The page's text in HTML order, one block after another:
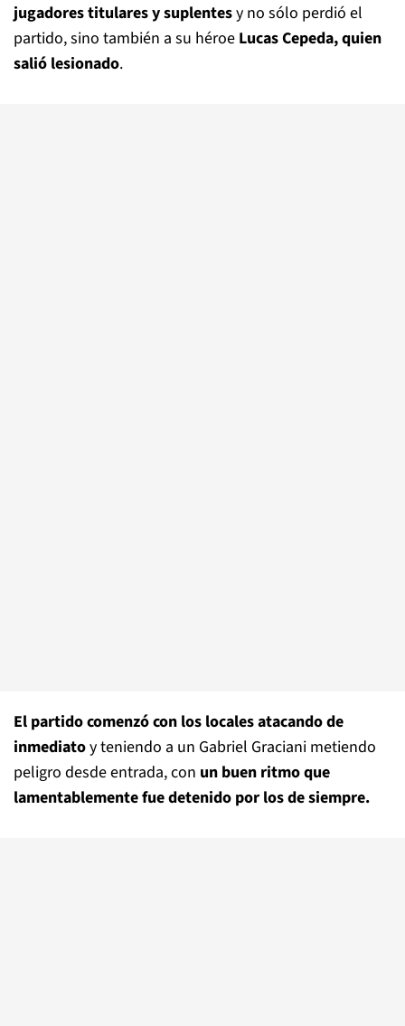
jugadores titulares y suplentesy no sólo perdió el
partido, sino también a su héroe Lucas Cepeda, quien
salió lesionado.
El partido comenzó con los locales atacando de
inmediatoy teniendo a un Gabriel Graciani metiendo
peligro desde entrada, con un buen ritmo que
lamentablemente fue detenido por los de siempre.